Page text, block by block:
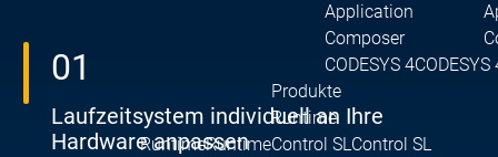
Application
Composer
CODESYS 4CODESYS
RuntimeRuntime
Produkte
Runtime
Control SLControl SL
01
Laufzeitsystem individuell an Ihre
Hardware anpassen